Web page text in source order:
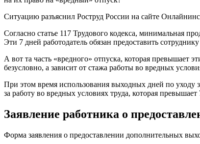
Ситуацию разъяснил Роструд России на сайте
Согласно статье 117 Трудового кодекса, минимальная
Эти 7 дней работодатель обязан предоставить
А вот та часть «вредного» отпуска, которая превышает
безусловно, а зависит от стажа работы во вредных
При этом время использования выходных дней по уходу
за работу во вредных условиях труда, которая
Заявление работника о
Форма заявления о предоставлении дополнительных